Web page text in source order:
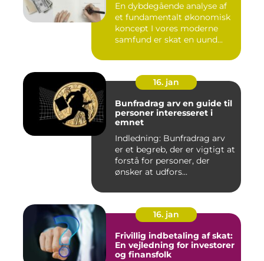
En dybdegående analyse af
et fundamentalt økonomisk
koncept I vores moderne
samfund er skat en uund...
16. jan
Bunfradrag arv en guide til
personer interesseret i
emnet
Indledning: Bunfradrag arv
er et begreb, der er vigtigt at
forstå for personer, der
ønsker at udfors...
16. jan
Frivillig indbetaling af skat:
En vejledning for investorer
og finansfolk